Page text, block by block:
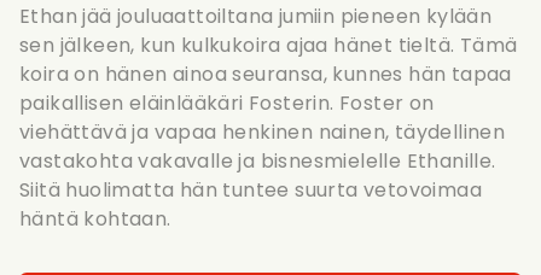
Ethan jää jouluaattoiltana jumiin pieneen kylään
sen jälkeen, kun kulkukoira ajaa hänet tieltä. Tämä
koira on hänen ainoa seuransa, kunnes hän tapaa
paikallisen eläinlääkäri Fosterin. Foster on
viehättävä ja vapaa henkinen nainen, täydellinen
vastakohta vakavalle ja bisnesmielelle Ethanille.
Siitä huolimatta hän tuntee suurta vetovoimaa
häntä kohtaan.